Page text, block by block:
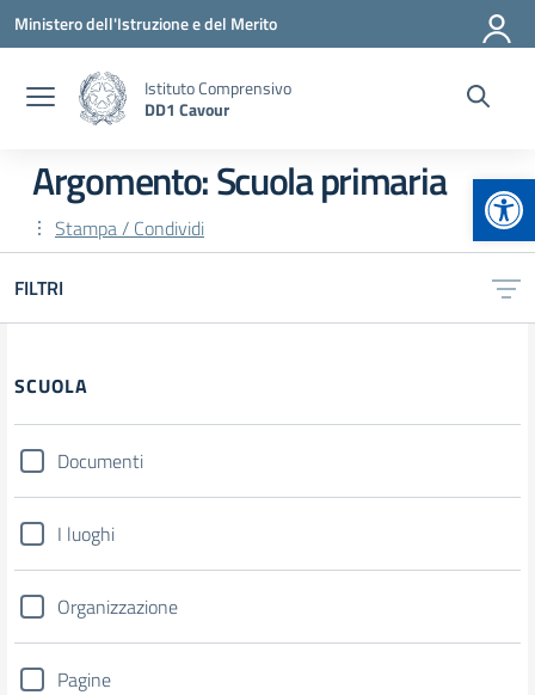
Vai ai contenuti
Vai al menu di navigazione
Vai al footer
Ministero dell'Istruzione e del Merito
Istituto Comprensivo
DD1 Cavour
Argomento: Scuola primaria
Stampa / Condividi
FILTRI
Filtri
SCUOLA
Documenti
I luoghi
Organizzazione
Pagine